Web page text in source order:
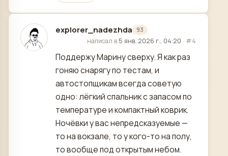
explorer_nadezhda 93
отредактировано
написал в 5 янв. 2026 г., 04:20 · #4
Поддержу Марину сверху. Я как раз
гоняю снарягу по тестам, и
автостопщикам всегда советую
одно: лёгкий спальник с запасом по
температуре и компактный коврик.
Ночёвки у вас непредсказуемые —
то на вокзале, то у кого-то на полу,
то вообще под открытым небом.